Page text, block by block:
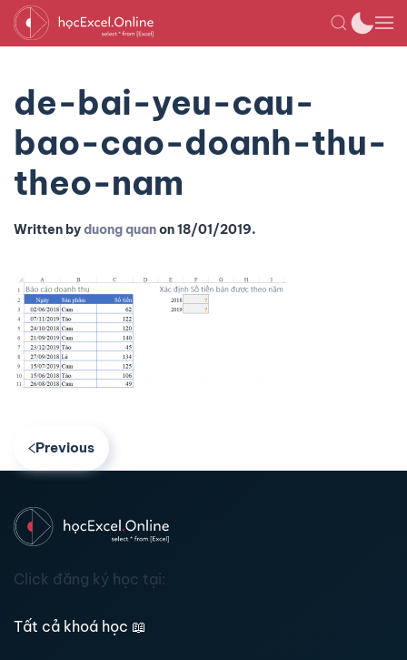
de-bai-yeu-cau-
bao-cao-doanh-thu-
theo-nam
Written byduong quanon18/01/2019.
Previous
Click đăng ký học tại:
Tất cả khoá học 📖